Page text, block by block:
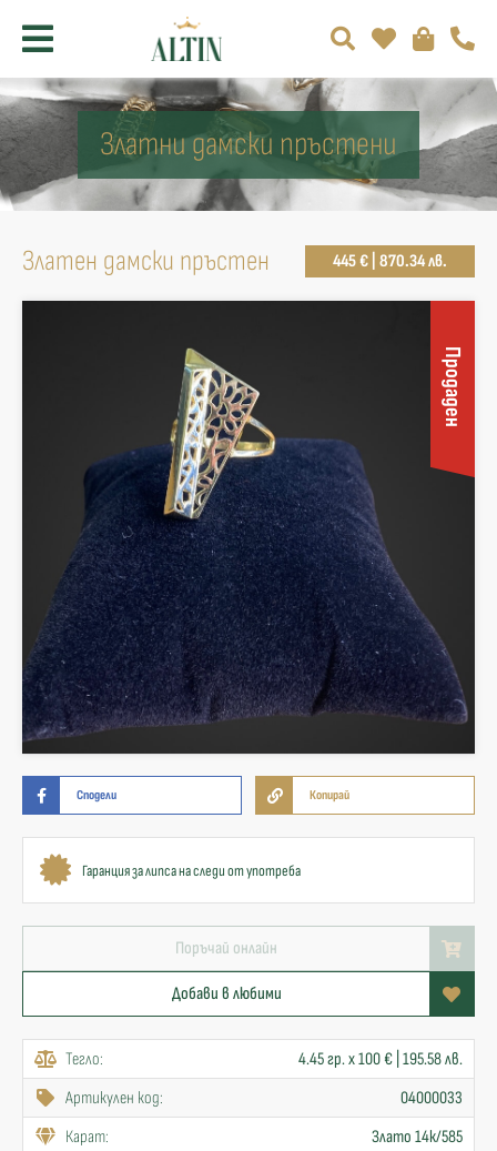
Златни дамски пръстени
Златен дамски пръстен 445 € | 870.34 лв.
Продаден
Сподели Копирай
Гаранция за липса на следи от употреба
Поръчай онлайн
Добави в любими
Тегло:
4.45 гр. x 100 € | 195.58 лв.
Артикулен код:
04000033
Карат:
Злато 14к/585